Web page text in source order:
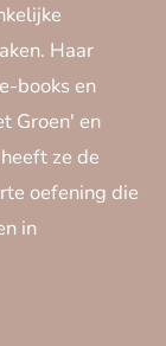
Haar
books en
Groen' en
ze de
oefening die
in